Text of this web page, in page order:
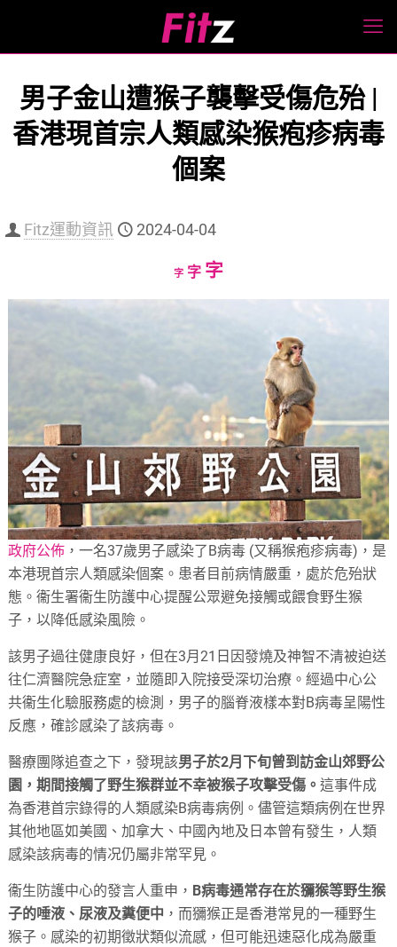
男子金山遭猴子襲擊受傷危殆 |
香港現首宗人類感染猴疱疹病毒
個案
Fitz運動資訊 2024-04-04
字Decrease
字Reset
size.
字Increase
size.
政府公佈 ，一名37歲男子感染了B病毒 (又稱猴疱疹病毒)，是
本港現首宗人類感染個案。患者目前病情嚴重，處於危殆狀
態。衞生署衞生防護中心提醒公眾避免接觸或餵食野生猴
子，以降低感染風險。
該男子過往健康良好，但在3月21日因發燒及神智不清被迫送
往仁濟醫院急症室，並隨即入院接受深切治療。經過中心公
共衞生化驗服務處的檢測，男子的腦脊液樣本對B病毒呈陽性
反應，確診感染了該病毒。
醫療團隊追查之下，發現該男子於2月下旬曾到訪金山郊野公
園，期間接觸了野生猴群並不幸被猴子攻擊受傷。這事件成
為香港首宗錄得的人類感染B病毒病例。儘管這類病例在世界
其他地區如美國、加拿大、中國內地及日本曾有發生，人類
感染該病毒的情况仍屬非常罕見。
衞生防護中心的發言人重申， B病毒通常存在於獼猴等野生猴
子的唾液、尿液及糞便中 ，而獼猴正是香港常見的一種野生
猴子。感染的初期徵狀類似流感，但可能迅速惡化成為嚴重